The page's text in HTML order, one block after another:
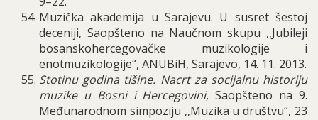
Muzička akademija u Sarajevu. U susret šestoj
deceniji, Saopšteno na Naučnom skupu ,,Jubileji
bosanskohercegovačke muzikologije i
enotmuzikologije“, ANUBiH, Sarajevo, 14. 11. 2013.
Stotinu godina tišine. Nacrt za socijalnu historiju
muzike u Bosni i Hercegovini, Saopšteno na 9.
Međunarodnom simpoziju ,,Muzika u društvu“, 23